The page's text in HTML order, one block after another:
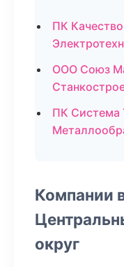
ПК
ООО Союз
ПК Система
Компании
округ